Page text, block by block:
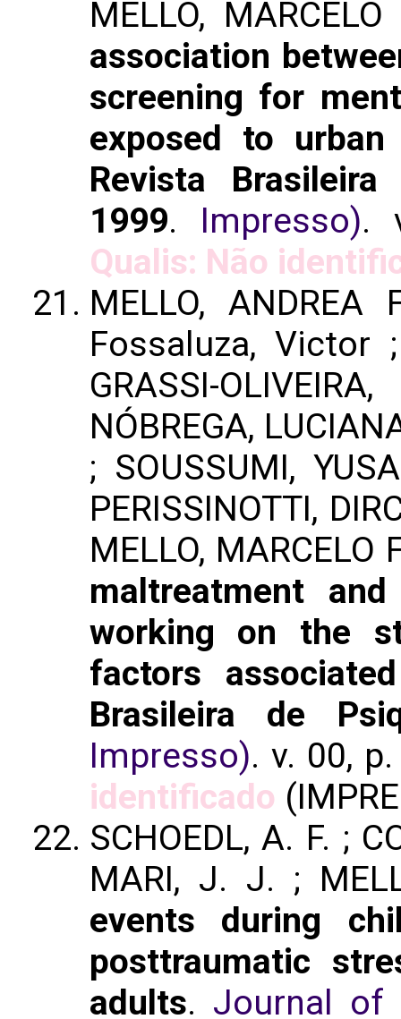
MELLO,
association
screening for
exposed to
Revista
1999. Impresso).
Qualis: Não
MELLO,
Fossaluza, Victor
GRASSI-
NÓBREGA,
; SOUSSUMI,
PERISSINOTTI,
MELLO,
maltreatment
working on the
factors
Brasileira de
Impresso). v. 00,
identificado
SCHOEDL, A. F. ;
MARI, J. J. ;
events during
posttraumatic
adults. Journal of